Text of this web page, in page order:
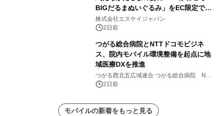
BIGだるまぬいぐるみ」をEC限定で受
注販売開始
株式会社エスケイジャパン
2日前
つがる総合病院とNTTドコモビジネ
ス、院内モバイル環境整備を起点に地
域医療DXを推進
つがる西北五広域連合 つがる総合病院 NTT
ドコモビジネス株式会社
2日前
モバイルの新着をもっと見る